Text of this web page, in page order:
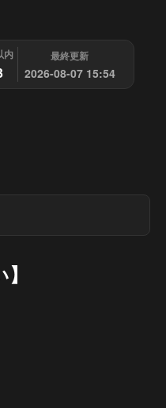
内 最終更新
2026-08-07 15:54